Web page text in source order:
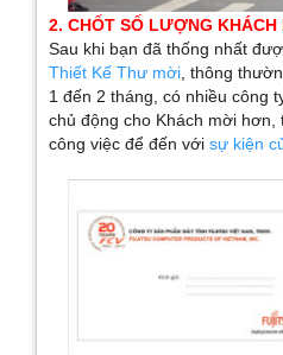
2. CHỐT SỐ LƯỢNG
Sau khi bạn đã thống nhất
Thiết Kế Thư mời , thông
1 đến 2 tháng, có nhiều công
chủ động cho Khách mời
công việc để đến với sự kiện